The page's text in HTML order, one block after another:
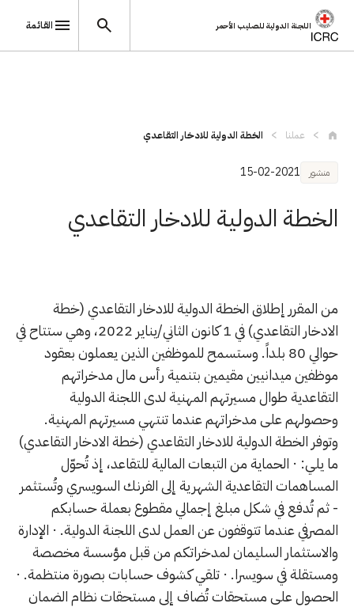
اللجنة الدولية للصليب الأحمر القائمة
عملنا الخطة الدولية للادخار التقاعدي
منشور 15-02-2021
الخطة الدولية للادخار التقاعدي
من المقرر إطلاق الخطة الدولية للادخار التقاعدي (خطة
الادخار التقاعدي) في 1 كانون الثاني/يناير 2022، وهي ستتاح في
حوالي 80 بلداً. وستسمح للموظفين الذين يعملون بعقود
موظفين ميدانيين مقيمين بتنمية رأس مال مدخراتهم
التقاعدية طوال مسيرتهم المهنية لدى اللجنة الدولية
وحصولهم على مدخراتهم عندما تنتهي مسيرتهم المهنية.
وتوفر الخطة الدولية للادخار التقاعدي (خطة الادخار التقاعدي)
ما يلي: · الحماية من التبعات المالية للتقاعد، إذ تُحوّل
المساهمات التقاعدية الشهرية إلى الفرنك السويسري وتُستثمر
- ثم تُدفع في شكل مبلغ إجمالي مقطوع بعملة حسابكم
المصرفي عندما تتوقفون عن العمل لدى اللجنة الدولية. · الإدارة
والاستثمار السليمان لمدخراتكم من قبل مؤسسة مخصصة
ومستقلة في سويسرا. · تلقي كشوف حسابات بصورة منتظمة. ·
الحصول على مستحقات تُضاف إلى مستحقات نظام الضمان